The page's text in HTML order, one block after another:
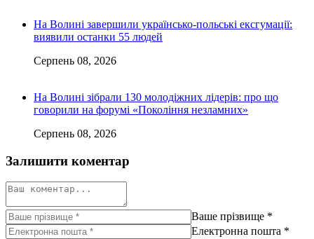
На Волині завершили українсько-польські ексгумації:
виявили останки 55 людей
Серпень 08, 2026
На Волині зібрали 130 молодіжних лідерів: про що
говорили на форумі «Покоління незламних»
Серпень 08, 2026
Залишити коментар
Ваше прізвище *
Електронна пошта *